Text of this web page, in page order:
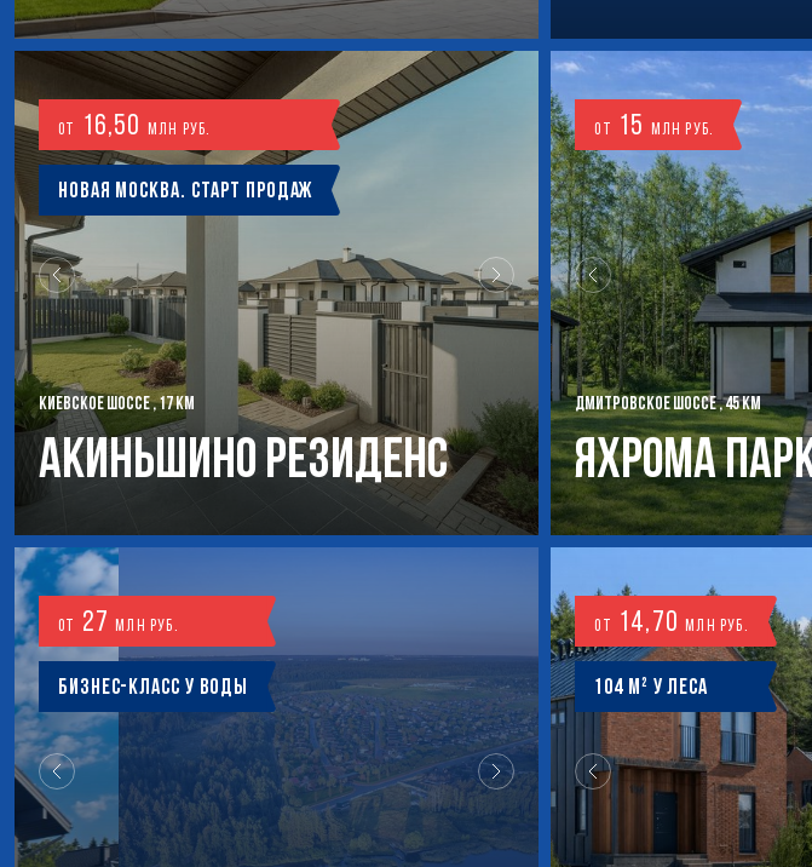
от 16,50 млн руб.
Новая Москва. Старт продаж
КИЕВСКОЕ ШОССЕ , 17 КМ
Акиньшино Резиденс
от 15 млн руб.
ДМИТРОВСКОЕ ШОССЕ , 45 КМ
Яхрома
от 27млн руб.
Бизнес-класс у воды
от 14,70млн руб.
104 м² у леса